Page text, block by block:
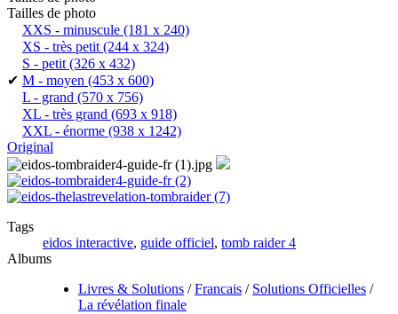
Tailles de photo
XXS - minuscule (181 x 240)
XS - très petit(244 x 324)
S - petit(326 x 432)
✔ M - moyen (453 x 600)
L - grand (570 x 756)
XL - très grand (693 x 918)
XXL - énorme (938 x 1242)
Original
Tags
eidos interactive, guide officiel, tomb raider 4
Albums
Livres & Solutions /Francais / Solutions Officielles /
La révélation finale